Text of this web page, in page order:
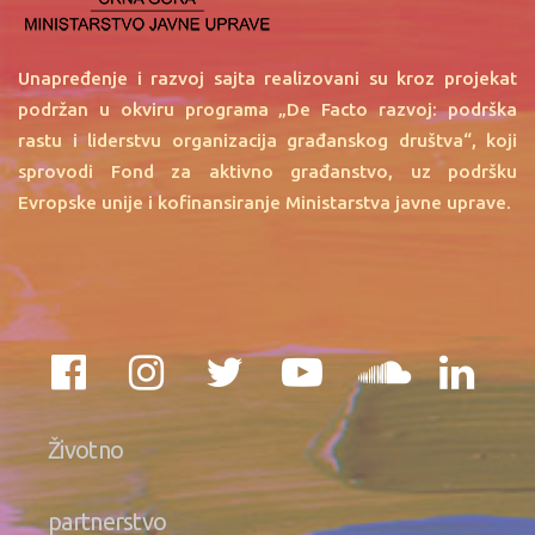
Unapređenje i razvoj sajta realizovani su kroz projekat
podržan u okviru programa „De Facto razvoj: podrška
rastu i liderstvu organizacija građanskog društva“, koji
sprovodi Fond za aktivno građanstvo, uz podršku
Evropske unije i kofinansiranje Ministarstva javne uprave.
Životno
partnerstvo